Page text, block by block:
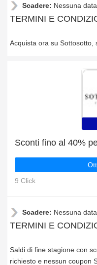
Scadere: Nessuna
TERMINI E
Acquista ora su Sottosotto,
Sconti fino al 40%
9 Click
Scadere: Nessuna
TERMINI E
Saldi di fine stagione con
richiesto e nessun coupon